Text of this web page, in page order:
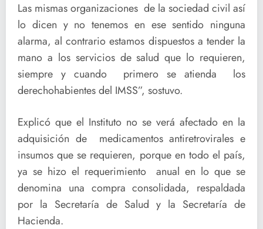
Las mismas organizaciones de la sociedad civil así
lo dicen y no tenemos en ese sentido ninguna
alarma, al contrario estamos dispuestos a tender la
mano a los servicios de salud que lo requieren,
siempre y cuando primero se atienda los
derechohabientes del IMSS”, sostuvo.
Explicó que el Instituto no se verá afectado en la
adquisición de medicamentos antiretrovirales e
insumos que se requieren, porque en todo el país,
ya se hizo el requerimiento anual en lo que se
denomina una compra consolidada, respaldada
por la Secretaría de Salud y la Secretaría de
Hacienda.